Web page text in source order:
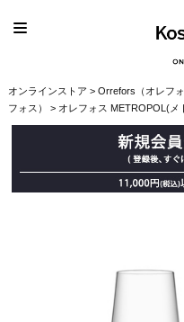
オンラインストア > Orrefors（オレフ
フォス）
> オレフォス METROPOL(